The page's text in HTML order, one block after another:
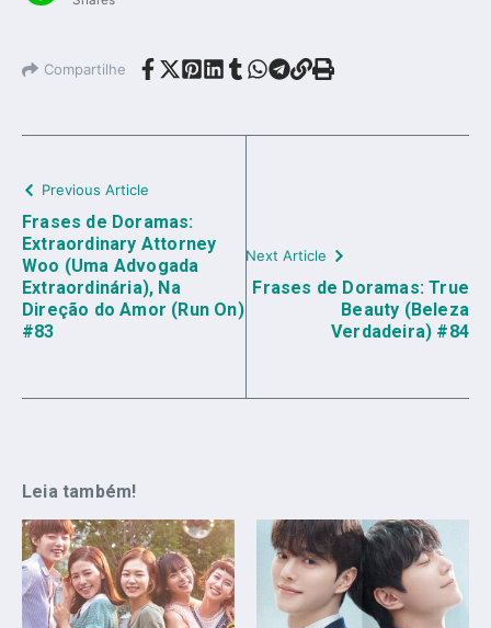
Compartilhe
Previous Article
Frases de Doramas:
Extraordinary Attorney
Woo (Uma Advogada
Extraordinária), Na
Direção do Amor (Run On)
#83
Next Article
Frases de Doramas: True
Beauty (Beleza
Verdadeira) #84
Leia também!